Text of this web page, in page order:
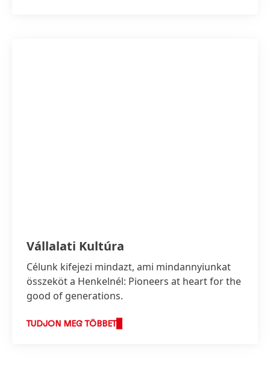
Vállalati Kultúra
Célunk kifejezi mindazt, ami mindannyiunkat
összeköt a Henkelnél: Pioneers at heart for the
good of generations.
TUDJON MEG TÖBBET